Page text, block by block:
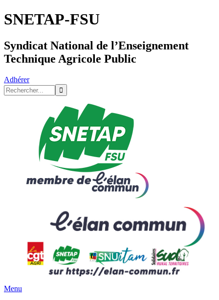
SNETAP-FSU
Syndicat National de l’Enseignement
Technique Agricole Public
Adhérer
Menu